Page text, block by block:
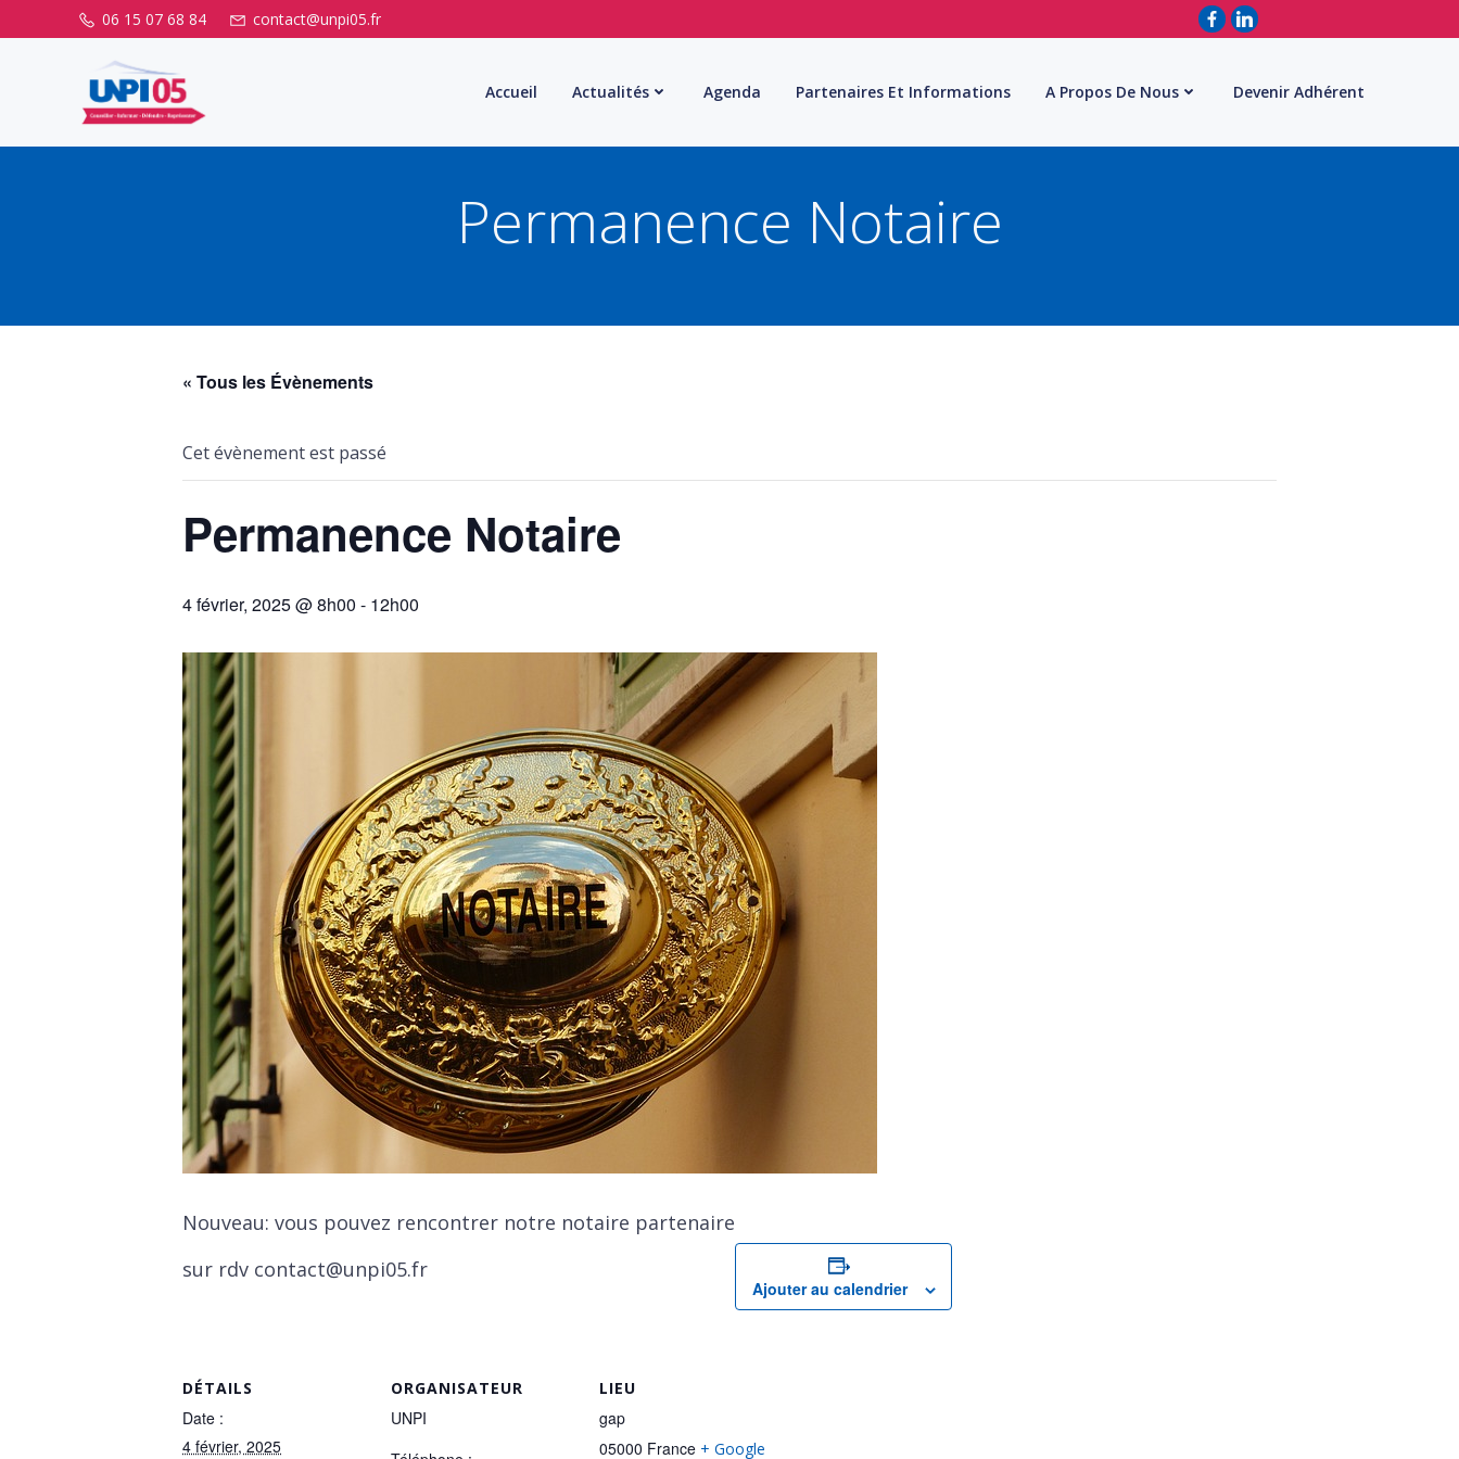
au
06 15 07 68 84 contact@unpi05.fr
Accueil Actualités Agenda Partenaires Et Informations A Propos De Nous Devenir Adhérent
Permanence Notaire
« Tous les Évènements
Cet évènement est passé
Permanence Notaire
4 février, 2025 @ 8h00 - 12h00
Nouveau: vous pouvez rencontrer notre notaire partenaire
sur rdv contact@unpi05.fr
Ajouter au calendrier
DÉTAILS
Date :
4 février, 2025
ORGANISATEUR
UNPI
LIEU
gap
05000 France + Google